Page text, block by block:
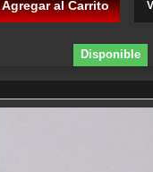
Agregar al Carrito
Disponible